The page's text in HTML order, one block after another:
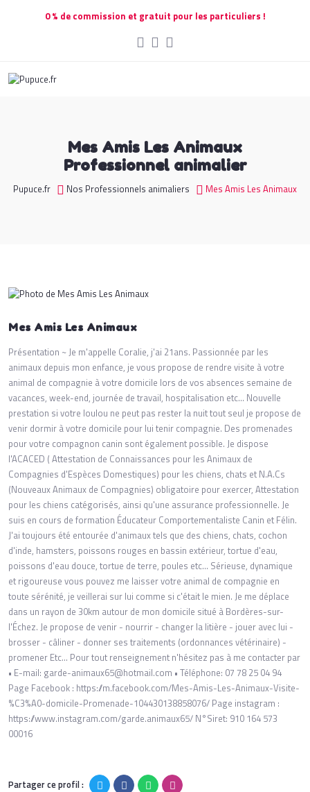
0 % de commission et gratuit pour les particuliers !
Mes Amis Les Animaux
Professionnel animalier
Pupuce.fr Nos Professionnels animaliers Mes Amis Les Animaux
Mes Amis Les Animaux
Présentation ~ Je m'appelle Coralie, j'ai 21ans. Passionnée par les
animaux depuis mon enfance, je vous propose de rendre visite à votre
animal de compagnie à votre domicile lors de vos absences semaine de
vacances, week-end, journée de travail, hospitalisation etc... Nouvelle
prestation si votre loulou ne peut pas rester la nuit tout seul je propose de
venir dormir à votre domicile pour lui tenir compagnie. Des promenades
pour votre compagnon canin sont également possible. Je dispose
l'ACACED ( Attestation de Connaissances pour les Animaux de
Compagnies d'Espèces Domestiques) pour les chiens, chats et N.A.Cs
(Nouveaux Animaux de Compagnies) obligatoire pour exercer, Attestation
pour les chiens catégorisés, ainsi qu'une assurance professionnelle. Je
suis en cours de formation Éducateur Comportementaliste Canin et Félin.
J'ai toujours été entourée d'animaux tels que des chiens, chats, cochon
d'inde, hamsters, poissons rouges en bassin extérieur, tortue d'eau,
poissons d'eau douce, tortue de terre, poules etc... Sérieuse, dynamique
et rigoureuse vous pouvez me laisser votre animal de compagnie en
toute sérénité, je veillerai sur lui comme si c'était le mien. Je me déplace
dans un rayon de 30km autour de mon domicile situé à Bordères-sur-
l'Échez. Je propose de venir - nourrir - changer la litière - jouer avec lui -
brosser - câliner - donner ses traitements (ordonnances vétérinaire) -
promener Etc... Pour tout renseignement n'hésitez pas à me contacter par
• E-mail: garde-animaux65@hotmail.com • Téléphone: 07 78 25 04 94
Page Facebook : https://m.facebook.com/Mes-Amis-Les-Animaux-Visite-
%C3%A0-domicile-Promenade-104430138858076/ Page instagram :
https://www.instagram.com/garde.animaux65/ N°Siret: 910 164 573
00016
Partager ce profil :